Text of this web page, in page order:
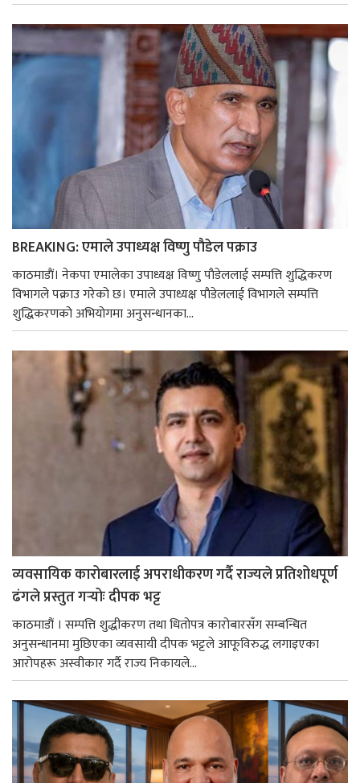
BREAKING: एमाले उपाध्यक्ष विष्णु पाैडेल पक्राउ
काठमाडाैं। नेकपा एमालेका उपाध्यक्ष विष्णु पाैडेललाई सम्पत्ति शुद्धिकरण
विभागले पक्राउ गरेको छ। एमाले उपाध्यक्ष पाैडेललाई विभागले सम्पत्ति
शुद्धिकरणको अभियोगमा अनुसन्धानका...
व्यवसायिक कारोबारलाई अपराधीकरण गर्दै राज्यले प्रतिशोधपूर्ण
ढंगले प्रस्तुत गर्‍योः दीपक भट्ट
काठमाडौं । सम्पत्ति शुद्धीकरण तथा धितोपत्र कारोबारसँग सम्बन्धित
अनुसन्धानमा मुछिएका व्यवसायी दीपक भट्टले आफूविरुद्ध लगाइएका
आरोपहरू अस्वीकार गर्दै राज्य निकायले...